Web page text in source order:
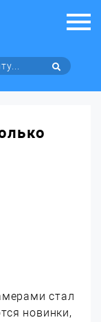
стал
новинки,